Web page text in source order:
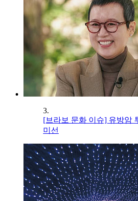
3.
[브라보 문화 이슈] 유방암
미선